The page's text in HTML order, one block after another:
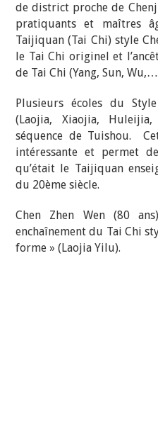
de district proche de
pratiquants et maîtres
Taijiquan (Tai Chi) style
le Tai Chi originel et
de Tai Chi (Yang, Sun,
Plusieurs écoles du
(Laojia, Xiaojia,
séquence de Tuishou.
intéressante et permet
qu’était le Taijiquan
du 20ème siècle.
Chen Zhen Wen (80
enchaînement du Tai Chi
forme » (Laojia Yilu).